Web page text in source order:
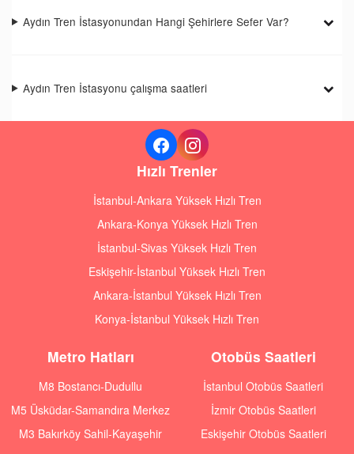
Aydın Tren İstasyonundan Hangi Şehirlere Sefer Var?
Aydın Tren İstasyonu çalışma saatleri
Hızlı Trenler
İstanbul-Ankara Yüksek Hızlı Tren
Ankara-Konya Yüksek Hızlı Tren
İstanbul-Sivas Yüksek Hızlı Tren
Eskişehir-İstanbul Yüksek Hızlı Tren
Ankara-İstanbul Yüksek Hızlı Tren
Konya-İstanbul Yüksek Hızlı Tren
Metro Hatları
M8 Bostancı-Dudullu
M5 Üsküdar-Samandıra Merkez
M3 Bakırköy Sahil-Kayaşehir
Otobüs Saatleri
İstanbul Otobüs Saatleri
İzmir Otobüs Saatleri
Eskişehir Otobüs Saatleri